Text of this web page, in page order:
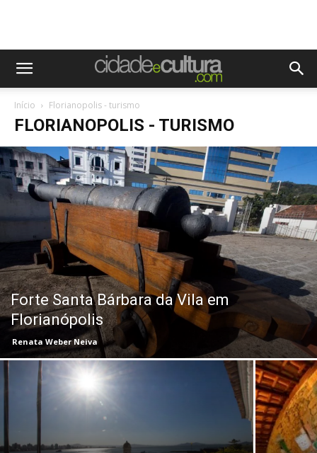
Início Florianopolis - turismo
FLORIANOPOLIS - TURISMO
Forte Santa Bárbara da Vila em
Florianópolis
Renata Weber Neiva